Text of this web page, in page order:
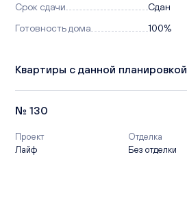
Срок сдачи
Сдан
Готовность дома
100%
Квартиры с данной планировкой
№ 130
Проект
Лайф
Отделка
Без отделки